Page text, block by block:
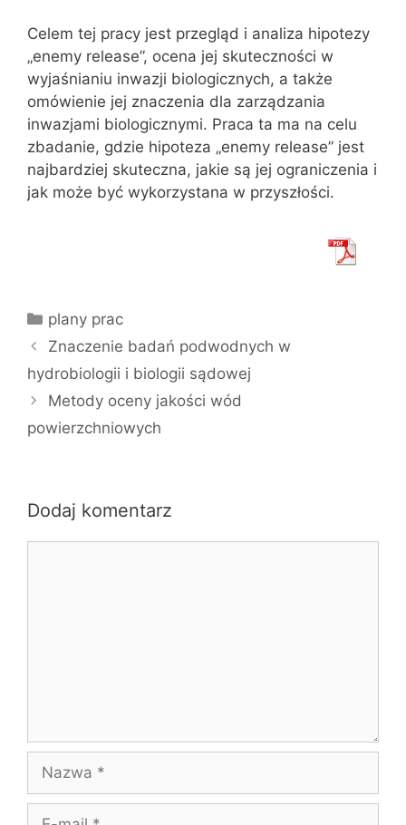
Celem tej pracy jest przegląd i analiza hipotezy
„enemy release”, ocena jej skuteczności w
wyjaśnianiu inwazji biologicznych, a także
omówienie jej znaczenia dla zarządzania
inwazjami biologicznymi. Praca ta ma na celu
zbadanie, gdzie hipoteza „enemy release” jest
najbardziej skuteczna, jakie są jej ograniczenia i
jak może być wykorzystana w przyszłości.
Kategorie
plany prac
Znaczenie badań podwodnych w
hydrobiologii i biologii sądowej
Metody oceny jakości wód
powierzchniowych
Dodaj komentarz